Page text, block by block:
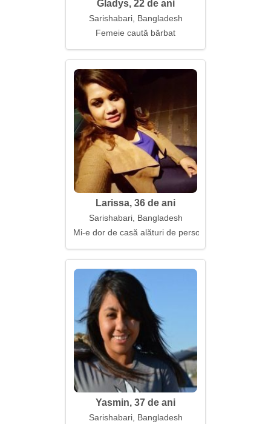
Gladys, 22 de ani
Sarishabari, Bangladesh
Femeie caută bărbat
Larissa, 36 de ani
Sarishabari, Bangladesh
Mi-e dor de casă alături de persoana iubită
Yasmin, 37 de ani
Sarishabari, Bangladesh